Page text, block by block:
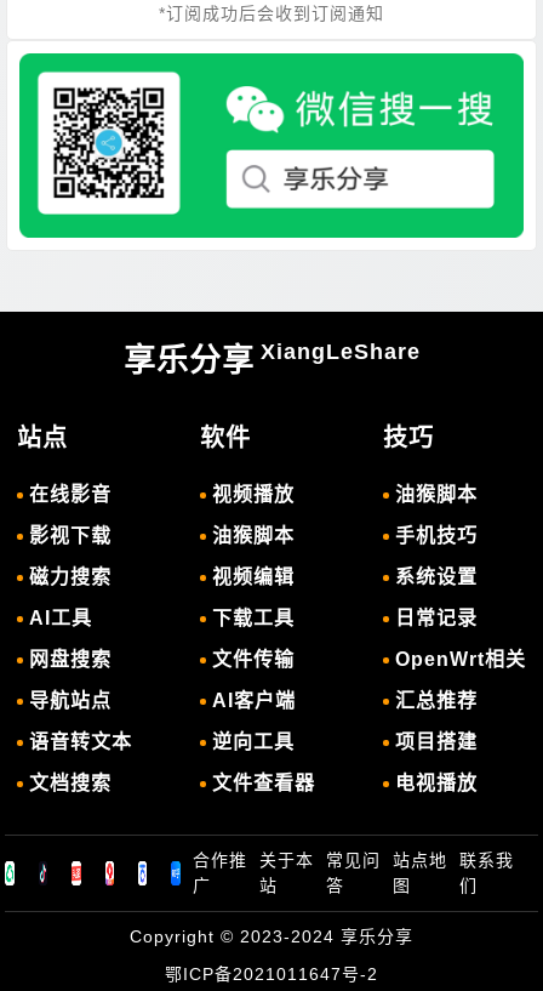
*订阅成功后会收到订阅通知
享乐分享 XiangLeShare
站点
在线影音
影视下载
磁力搜索
AI工具
网盘搜索
导航站点
语音转文本
文档搜索
软件
视频播放
油猴脚本
视频编辑
下载工具
文件传输
AI客户端
逆向工具
文件查看器
技巧
油猴脚本
手机技巧
系统设置
日常记录
OpenWrt相关
汇总推荐
项目搭建
电视播放
合作推
广
关于本
站
常见问
答
站点地
图
联系我
们
Copyright © 2023-2024 享乐分享
鄂ICP备2021011647号-2